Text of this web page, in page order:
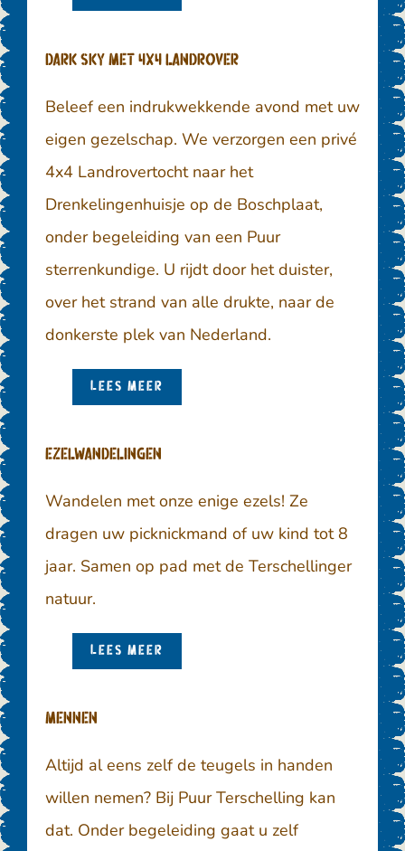
Dark Sky met 4x4 Landrover
Beleef een indrukwekkende avond met uw
eigen gezelschap. We verzorgen een privé
4x4 Landrovertocht naar het
Drenkelingenhuisje op de Boschplaat,
onder begeleiding van een Puur
sterrenkundige. U rijdt door het duister,
over het strand van alle drukte, naar de
donkerste plek van Nederland.
LEES MEER
Ezelwandelingen
Wandelen met onze enige ezels! Ze
dragen uw picknickmand of uw kind tot 8
jaar. Samen op pad met de Terschellinger
natuur.
LEES MEER
Mennen
Altijd al eens zelf de teugels in handen
willen nemen? Bij Puur Terschelling kan
dat. Onder begeleiding gaat u zelf